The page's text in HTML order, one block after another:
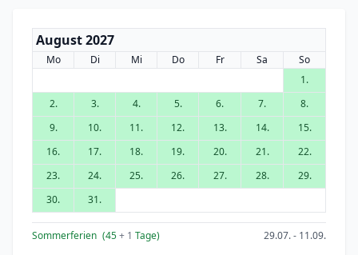
August 2027
Mo Di Mi Do Fr Sa
So
1.
2.
3. 4. 5. 6. 7.
8.
9.
10. 11. 12. 13. 14.
15.
16.
17. 18. 19. 20. 21.
22.
23.
24. 25. 26. 27. 28.
29.
30.
31.
Sommerferien (45+ 1 Tage) 29.07. - 11.09.